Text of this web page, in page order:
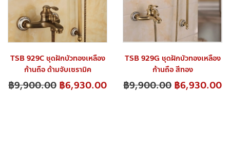
TSB 929C ชุดฝักบัวทองเหลือง
ก้านถือ ด้ามจับเซรามิค
฿9,900.00 ฿6,930.00
TSB 929G ชุดฝักบัวทองเหลือง
ก้านถือ สีทอง
฿9,900.00 ฿6,930.00